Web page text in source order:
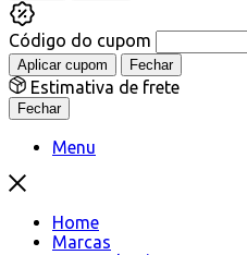
Código do cupom
Aplicar cupom Fechar
Estimativa de frete
Fechar
Menu
Home
Marcas